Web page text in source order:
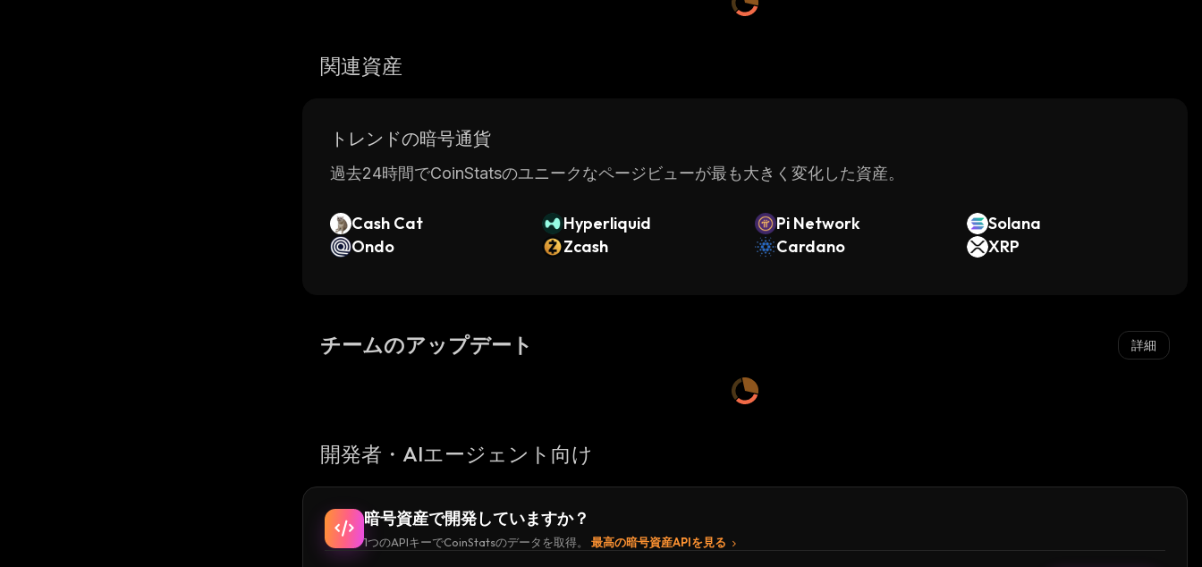
関連資産
トレンドの暗号通貨
過去24時間でCoinStatsのユニークなページビューが最も大きく変化した資産。
Cash Cat Hyperliquid Pi Network
Solana
Ondo
Zcash Cardano XRP
チームのアップデート 詳細
開発者・AIエージェント向け
暗号資産で開発していますか？
1つのAPIキーでCoinStatsのデータを取得。 最高の暗号資産APIを見る